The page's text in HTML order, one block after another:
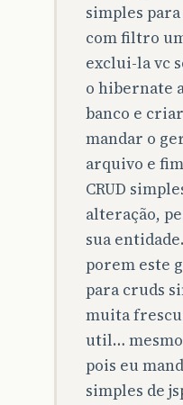
simples
com filtro
exclui-la vc
o hibernate
banco e
mandar o
arquivo e
CRUD
alteração,
sua
porem este
para cruds
muita
util…
pois eu
simples de